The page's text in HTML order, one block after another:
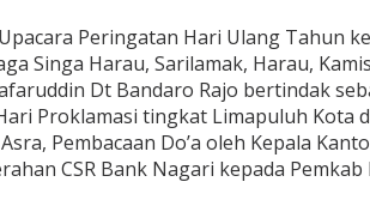
Peringatan Hari Ulang Tahun
Singa Harau, Sarilamak, Harau,
Dt Bandaro Rajo bertindak
Proklamasi tingkat Limapuluh Kota
Pembacaan Do’a oleh Kepala
CSR Bank Nagari kepada